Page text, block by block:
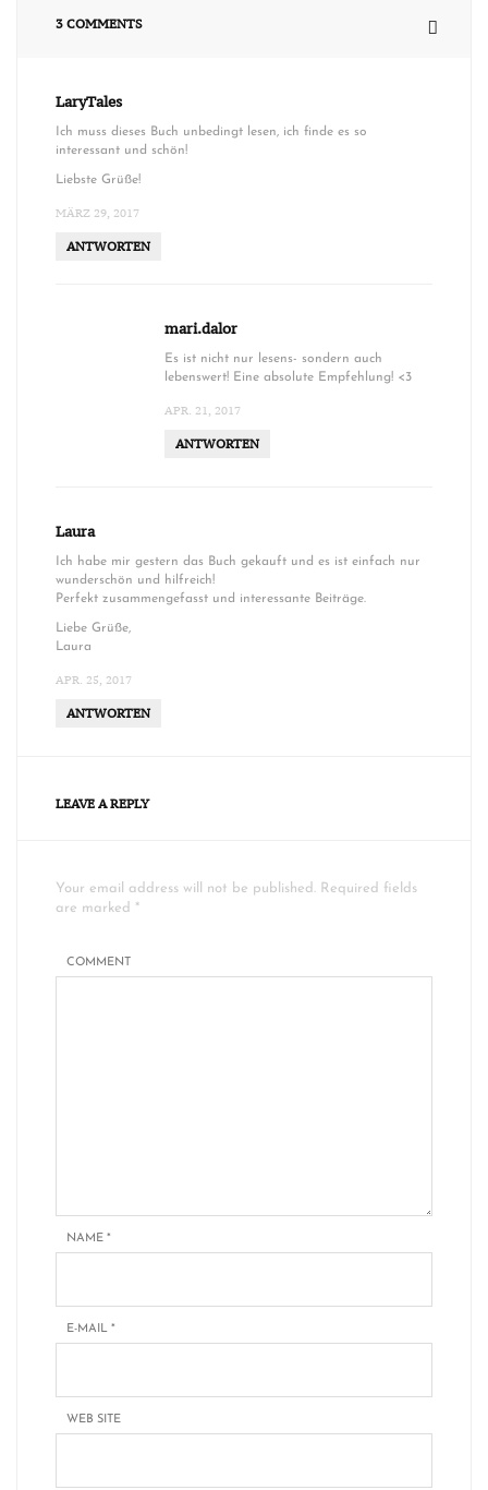
3 COMMENTS
LaryTales
Ich muss dieses Buch unbedingt lesen, ich finde es so
interessant und schön!
Liebste Grüße!
MÄRZ 29, 2017
ANTWORTEN
mari.dalor
Es ist nicht nur lesens- sondern auch
lebenswert! Eine absolute Empfehlung! <3
APR. 21, 2017
ANTWORTEN
Laura
Ich habe mir gestern das Buch gekauft und es ist einfach nur
wunderschön und hilfreich!
Perfekt zusammengefasst und interessante Beiträge.
Liebe Grüße,
Laura
APR. 25, 2017
ANTWORTEN
LEAVE A REPLY
Your email address will not be published. Required fields
are marked *
COMMENT
NAME *
E-MAIL *
WEB SITE